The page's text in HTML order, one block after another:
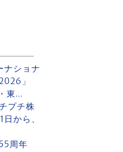
ナショナ
2026」
東...
プチ株
から、
55周年